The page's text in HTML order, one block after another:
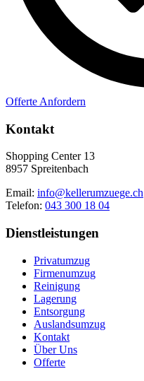
Offerte Anfordern
Kontakt
Shopping Center 13
8957 Spreitenbach
Email: info@kellerumzuege.ch
Telefon: 043 300 18 04
Dienstleistungen
Privatumzug
Firmenumzug
Reinigung
Lagerung
Entsorgung
Auslandsumzug
Kontakt
Über Uns
Offerte